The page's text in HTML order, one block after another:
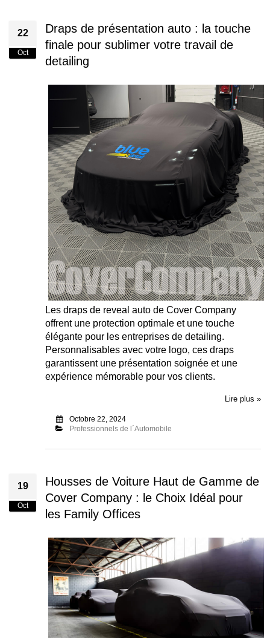
22
Oct
Draps de présentation auto : la touche
finale pour sublimer votre travail de
detailing
Les draps de reveal auto de Cover Company
offrent une protection optimale et une touche
élégante pour les entreprises de detailing.
Personnalisables avec votre logo, ces draps
garantissent une présentation soignée et une
expérience mémorable pour vos clients.
Lire plus »
Octobre 22, 2024
Professionnels de l´Automobile
19
Oct
Housses de Voiture Haut de Gamme de
Cover Company : le Choix Idéal pour
les Family Offices